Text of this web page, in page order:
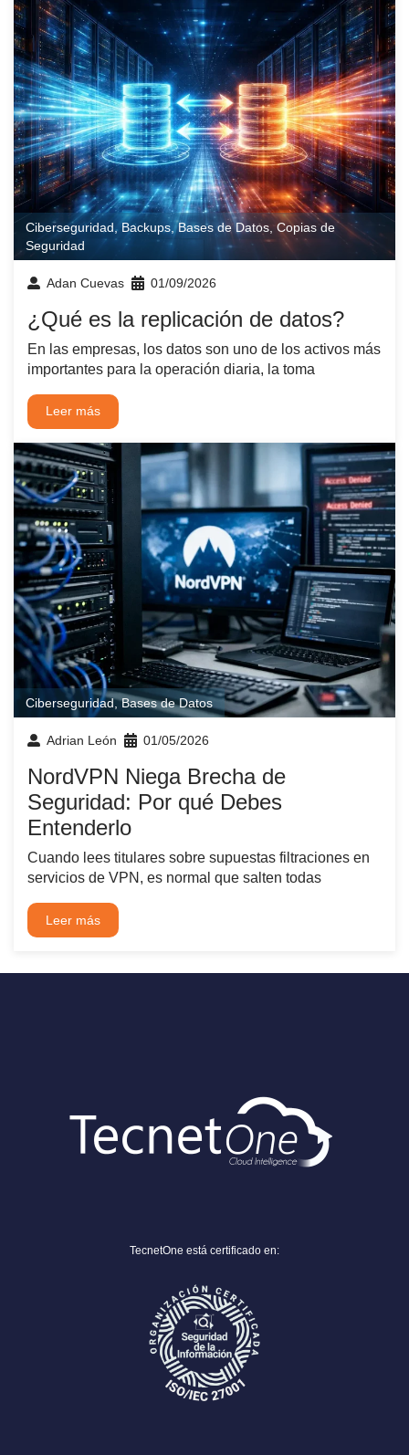
Ciberseguridad,Backups ,Bases de Datos ,Copias de
Seguridad
Adan Cuevas 01/09/2026
¿Qué es la replicación de datos?
En las empresas, los datos son uno de los activos más
importantes para la operación diaria, la toma
Leer más
Ciberseguridad,Bases de Datos
Adrian León 01/05/2026
NordVPN Niega Brecha de
Seguridad: Por qué Debes
Entenderlo
Cuando lees titulares sobre supuestas filtraciones en
servicios de VPN, es normal que salten todas
Leer más
TecnetOne está certificado en: